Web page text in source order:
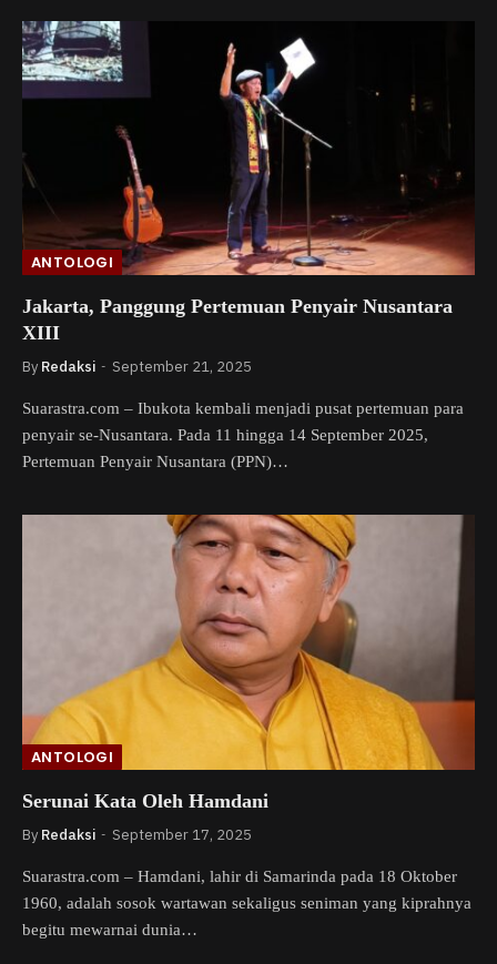
ANTOLOGI
Jakarta, Panggung Pertemuan Penyair Nusantara
XIII
By Redaksi September 21, 2025
Suarastra.com – Ibukota kembali menjadi pusat pertemuan para
penyair se-Nusantara. Pada 11 hingga 14 September 2025,
Pertemuan Penyair Nusantara (PPN)…
ANTOLOGI
Serunai Kata Oleh Hamdani
By Redaksi September 17, 2025
Suarastra.com – Hamdani, lahir di Samarinda pada 18 Oktober
1960, adalah sosok wartawan sekaligus seniman yang kiprahnya
begitu mewarnai dunia…